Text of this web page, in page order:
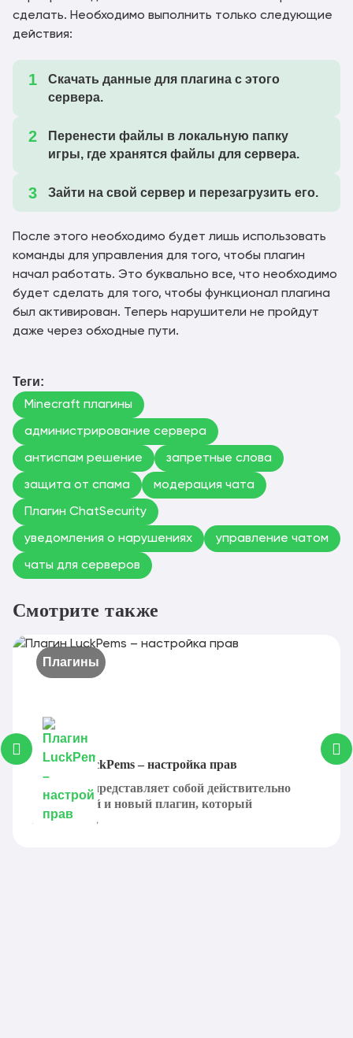
сделать. Необходимо выполнить только следующие
действия:
Скачать данные для плагина с этого
сервера.
Перенести файлы в локальную папку
игры, где хранятся файлы для сервера.
Зайти на свой сервер и перезагрузить его.
После этого необходимо будет лишь использовать
команды для управления для того, чтобы плагин
начал работать. Это буквально все, что необходимо
будет сделать для того, чтобы функционал плагина
был активирован. Теперь нарушители не пройдут
даже через обходные пути.
Теги:
Minecraft плагины
администрирование сервера
антиспам решение запретные слова
защита от спама модерация чата
Плагин ChatSecurity
уведомления о нарушениях управление чатом
чаты для серверов
Смотрите также
Плагины
Плагин LuckPems – настройка прав
LuckPems представляет собой действительно
интересный и новый плагин, который
позволяет...